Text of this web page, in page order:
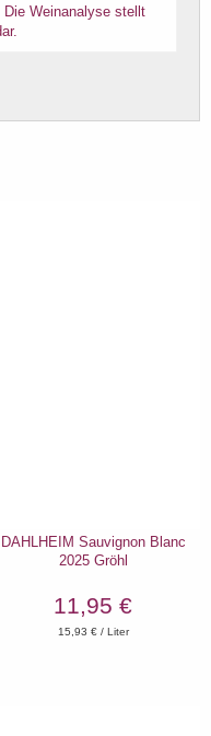
Weinanalyse stellt
DAHLHEIM Sauvignon Blanc
2025 Gröhl
11,95 €
15,93 € / Liter